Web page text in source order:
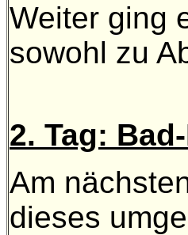
Weiter ging
sowohl zu
2. Tag:
Am
dieses